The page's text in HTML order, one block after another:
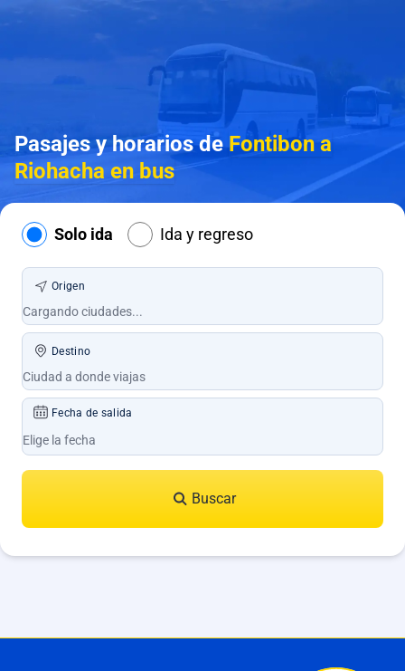
Pasajes y horarios deFontibon a
Riohacha en bus
Solo ida Ida y regreso
Origen
Destino
Fecha de salida
Buscar